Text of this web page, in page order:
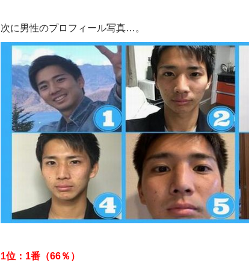
次に男性のプロフィール写真…。
1位：1番（66％）